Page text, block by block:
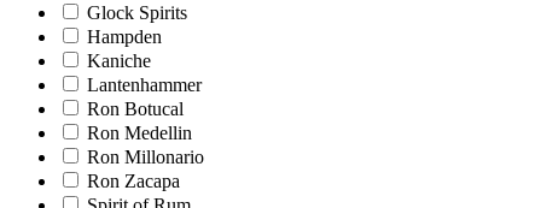
Glock Spirits
Hampden
Kaniche
Lantenhammer
Ron Botucal
Ron Medellin
Ron Millonario
Ron Zacapa